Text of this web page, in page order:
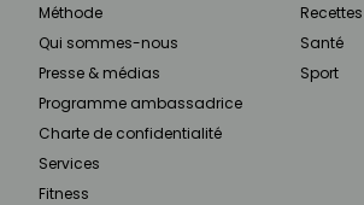
Méthode
Qui sommes-nous
Presse & médias
Programme ambassadrice
Charte de confidentialité
Services
Fitness
Recettes
Santé
Sport